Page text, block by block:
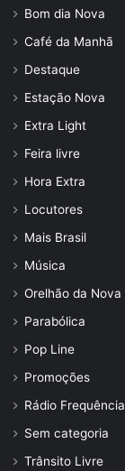
Bom dia Nova
Café da Manhã
Destaque
Estação Nova
Extra Light
Feira livre
Hora Extra
Locutores
Mais Brasil
Música
Orelhão da Nova
Parabólica
Pop Line
Promoções
Rádio Frequência
Sem categoria
Trânsito Livre